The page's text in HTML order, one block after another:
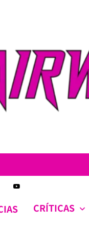
CRÍTICAS